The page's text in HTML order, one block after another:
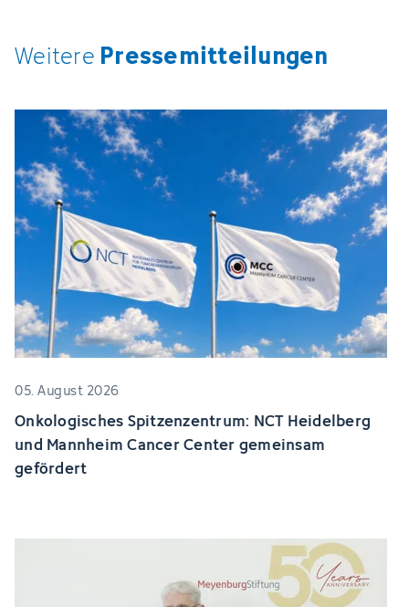
Weitere Pressemitteilungen
05. August 2026
Onkologisches Spitzenzentrum: NCT Heidelberg
und Mannheim Cancer Center gemeinsam
gefördert